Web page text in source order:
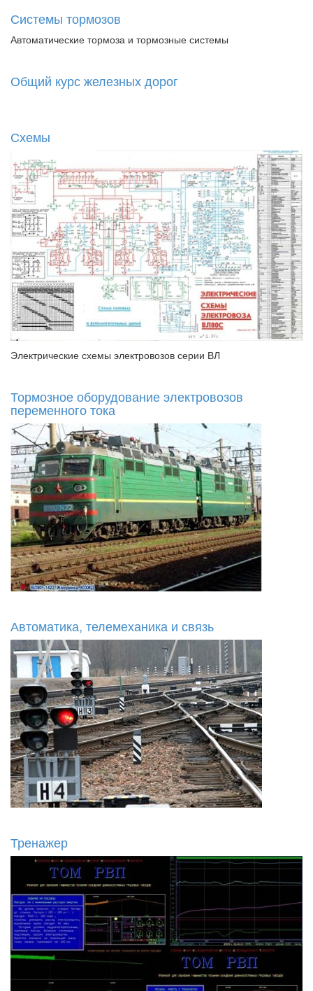
Системы тормозов
Автоматические тормоза и тормозные системы
Общий курс железных дорог
Схемы
Электрические схемы электровозов серии ВЛ
Тормозное оборудование электровозов
переменного тока
Автоматика, телемеханика и связь
Тренажер